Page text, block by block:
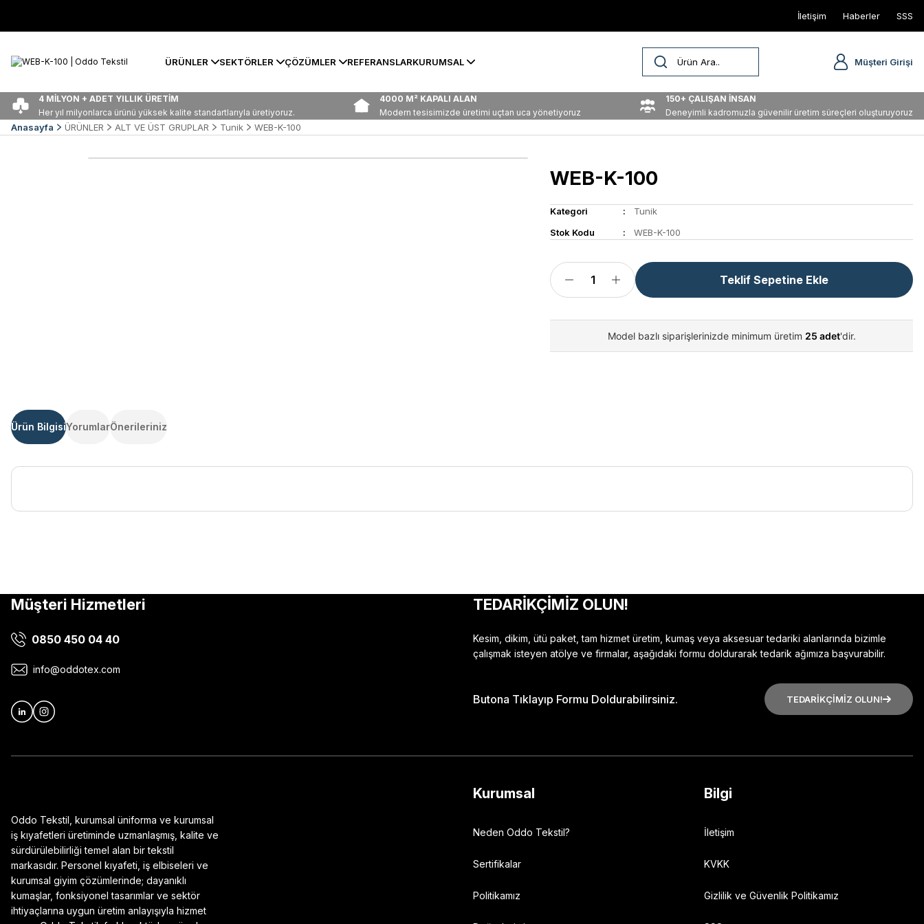
İletişim Haberler SSS
ÜRÜNLER SEKTÖRLER ÇÖZÜMLER REFERANSLARKURUMSAL Müşteri Girişi
4 MİLYON + ADET YILLIK ÜRETİM
Her yıl milyonlarca ürünü yüksek kalite standartlarıyla üretiyoruz.
4000 M² KAPALI ALAN
Modern tesisimizde üretimi uçtan uca yönetiyoruz
150+ ÇALIŞAN İNSAN
Deneyimli kadromuzla güvenilir üretim süreçleri oluşturuyoruz
Anasayfa ÜRÜNLER ALT VE ÜST GRUPLAR Tunik WEB-K-100
WEB-K-100
Kategori
Tunik
Stok Kodu
WEB-K-100
Teklif Sepetine Ekle
Model bazlı siparişlerinizde minimum üretim 25 adet'dir.
Ürün BilgisiYorumlarÖnerileriniz
Yorum Yaz
Ürün resmi kalitesiz, bozuk veya görüntülenemiyor.
Ürün bilgilerinde hatalar bulunuyor.
Müşteri Hizmetleri
0850 450 04 40
info@oddotex.com
TEDARİKÇİMİZ OLUN!
Kesim, dikim, ütü paket, tam hizmet üretim, kumaş veya aksesuar tedariki alanlarında bizimle
çalışmak isteyen atölye ve firmalar, aşağıdaki formu doldurarak tedarik ağımıza başvurabilir.
Butona Tıklayıp Formu Doldurabilirsiniz. TEDARİKÇİMİZ OLUN!
Oddo Tekstil, kurumsal üniforma ve kurumsal
iş kıyafetleri üretiminde uzmanlaşmış, kalite ve
sürdürülebilirliği temel alan bir tekstil
markasıdır. Personel kıyafeti, iş elbiseleri ve
kurumsal giyim çözümlerinde; dayanıklı
kumaşlar, fonksiyonel tasarımlar ve sektör
ihtiyaçlarına uygun üretim anlayışıyla hizmet
Kurumsal
Neden Oddo Tekstil?
Sertifikalar
Politikamız
Bilgi
İletişim
KVKK
Gizlilik ve Güvenlik Politikamız